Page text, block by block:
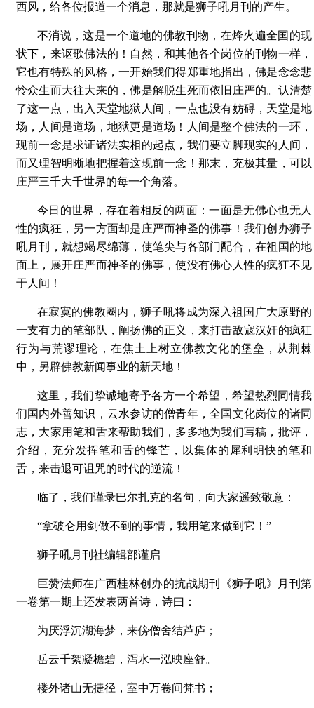
西风，给各位报道一个消息，那就是狮子吼月刊的产生。
不消说，这是一个道地的佛教刊物，在烽火遍全国的现
状下，来讴歌佛法的！自然，和其他各个岗位的刊物一样，
它也有特殊的风格，一开始我们得郑重地指出，佛是念念悲
怜众生而大往大来的，佛是解脱生死而依旧庄严的。认清楚
了这一点，出入天堂地狱人间，一点也没有妨碍，天堂是地
场，人间是道场，地狱更是道场！人间是整个佛法的一环，
现前一念是求证诸法实相的起点，我们要立脚现实的人间，
而又理智明晰地把握着这现前一念！那末，充极其量，可以
庄严三千大千世界的每一个角落。
今日的世界，存在着相反的两面：一面是无佛心也无人
性的疯狂，另一方面却是庄严而神圣的佛事！我们创办狮子
吼月刊，就想竭尽绵薄，使笔尖与各部门配合，在祖国的地
面上，展开庄严而神圣的佛事，使没有佛心人性的疯狂不见
于人间！
在寂寞的佛教圈内，狮子吼将成为深入祖国广大原野的
一支有力的笔部队，阐扬佛的正义，来打击敌寇汉奸的疯狂
行为与荒谬理论，在焦土上树立佛教文化的堡垒，从荆棘
中，另辟佛教新闻事业的新天地！
这里，我们挚诚地寄予各方一个希望，希望热烈同情我
们国内外善知识，云水参访的僧青年，全国文化岗位的诸同
志，大家用笔和舌来帮助我们，多多地为我们写稿，批评，
介绍，充分发挥笔和舌的锋芒，以集体的犀利明快的笔和
舌，来击退可诅咒的时代的逆流！
临了，我们谨录巴尔扎克的名句，向大家遥致敬意：
“拿破仑用剑做不到的事情，我用笔来做到它！”
狮子吼月刊社编辑部谨启
巨赞法师在广西桂林创办的抗战期刊《狮子吼》月刊第
一卷第一期上还发表两首诗，诗曰：
为厌浮沉湖海梦，来傍僧舍结芦庐；
岳云千絮凝檐碧，泻水一泓映座舒。
楼外诸山无捷径，室中万卷间梵书；